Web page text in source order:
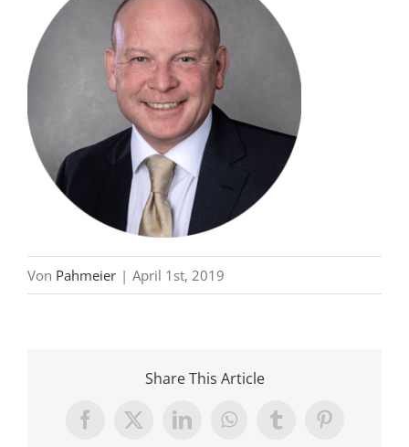
Von Pahmeier | April 1st, 2019
Share This Article
Facebook
X LinkedInWhatsAppTumblrPinterest